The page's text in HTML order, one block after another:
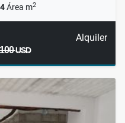
Área m2
Alquiler
USD